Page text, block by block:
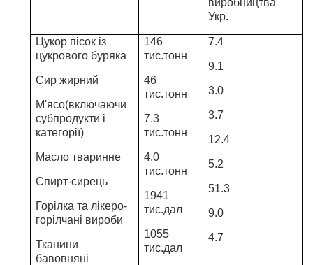
виробництва
Укр.
Цукор пісок із
цукрового буряка
Сир жирний
М'ясо(включаючи
субпродукти і
категорії)
Масло тваринне
Спирт-сирець
Горілка та лікеро-
горілчані вироби
Тканини
бавовняні
146
тис.тонн
46
тис.тонн
7.3
тис.тонн
4.0
тис.тонн
1941
тис.дал
1055
тис.дал
7.4
9.1
3.0
3.7
12.4
5.2
51.3
9.0
4.7